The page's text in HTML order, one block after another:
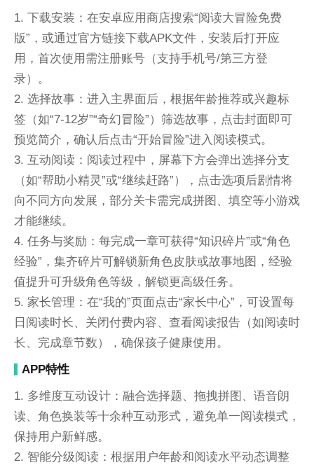
1. 下载安装：在安卓应用商店搜索“阅读大冒险免费
版”，或通过官方链接下载APK文件，安装后打开应
用，首次使用需注册账号（支持手机号/第三方登
录）。
2. 选择故事：进入主界面后，根据年龄推荐或兴趣标
签（如“7-12岁”“奇幻冒险”）筛选故事，点击封面即可
预览简介，确认后点击“开始冒险”进入阅读模式。
3. 互动阅读：阅读过程中，屏幕下方会弹出选择分支
（如“帮助小精灵”或“继续赶路”），点击选项后剧情将
向不同方向发展，部分关卡需完成拼图、填空等小游戏
才能继续。
4. 任务与奖励：每完成一章可获得“知识碎片”或“角色
经验”，集齐碎片可解锁新角色皮肤或故事地图，经验
值提升可升级角色等级，解锁更高级任务。
5. 家长管理：在“我的”页面点击“家长中心”，可设置每
日阅读时长、关闭付费内容、查看阅读报告（如阅读时
长、完成章节数），确保孩子健康使用。
APP特性
1. 多维度互动设计：融合选择题、拖拽拼图、语音朗
读、角色换装等十余种互动形式，避免单一阅读模式，
保持用户新鲜感。
2. 智能分级阅读：根据用户年龄和阅读水平动态调整